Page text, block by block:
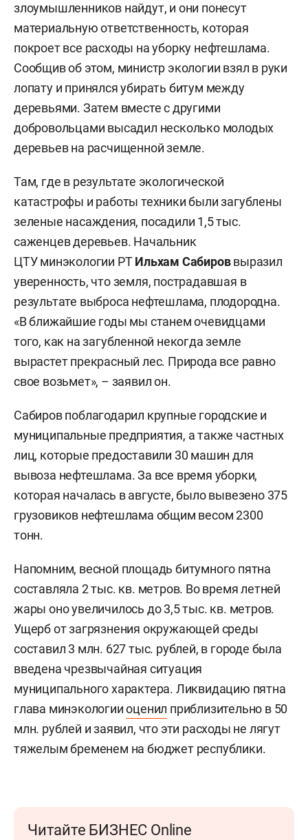
злоумышленников найдут, и они понесут
материальную ответственность, которая
покроет все расходы на уборку нефтешлама.
Сообщив об этом, министр экологии взял в руки
лопату и принялся убирать битум между
деревьями. Затем вместе с другими
добровольцами высадил несколько молодых
деревьев на расчищенной земле.
Там, где в результате экологической
катастрофы и работы техники были загублены
зеленые насаждения, посадили 1,5 тыс.
саженцев деревьев. Начальник
ЦТУ минэкологии РТИльхам Сабироввыразил
уверенность, что земля, пострадавшая в
результате выброса нефтешлама, плодородна.
«В ближайшие годы мы станем очевидцами
того, как на загубленной некогда земле
вырастет прекрасный лес. Природа все равно
свое возьмет», – заявил он.
Сабиров поблагодарил крупные городские и
муниципальные предприятия, а также частных
лиц, которые предоставили 30 машин для
вывоза нефтешлама. За все время уборки,
которая началась в августе, было вывезено 375
грузовиков нефтешлама общим весом 2300
тонн.
Напомним, весной площадь битумного пятна
составляла 2 тыс. кв. метров. Во время летней
жары оно увеличилось до 3,5 тыс. кв. метров.
Ущерб от загрязнения окружающей среды
составил 3 млн. 627 тыс. рублей, в городе была
введена чрезвычайная ситуация
муниципального характера. Ликвидацию пятна
глава минэкологииоценил приблизительно в 50
млн. рублей и заявил, что эти расходы не лягут
тяжелым бременем на бюджет республики.
Читайте БИЗНЕС Online